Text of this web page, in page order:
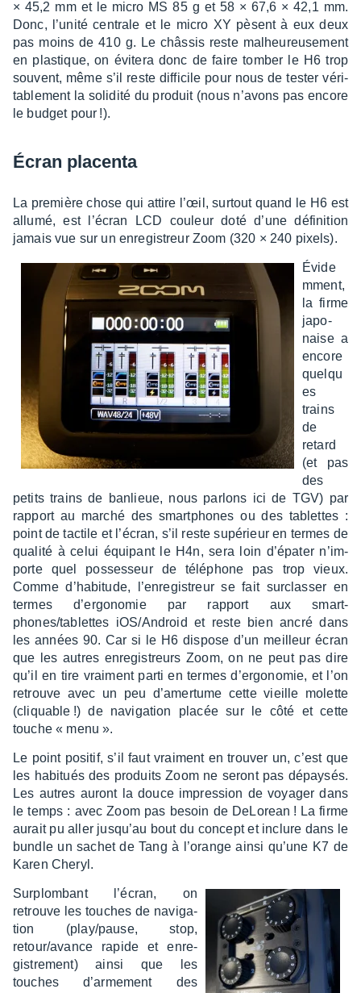
× 45,2 mm et le micro MS 85 g et 58 × 67,6 × 42,1 mm.
Donc, l’unité centrale et le micro XY pèsent à eux deux
pas moins de 410 g. Le châs­sis reste malheu­reu­se­ment
en plas­tique, on évitera donc de faire tomber le H6 trop
souvent, même s’il reste diffi­cile pour nous de tester véri­
ta­ble­ment la soli­dité du produit (nous n’avons pas encore
le budget pour !).
Écran placenta
La première chose qui attire l’œil, surtout quand le H6 est
allumé, est l’écran LCD couleur doté d’une défi­ni­tion
jamais vue sur un enre­gis­treur Zoom (320 × 240 pixels).
Évide
m­ment,
la firme
japo­
naise a
encore
quelqu
es
trains
de
retard
(et pas
des
petits trains de banlieue, nous parlons ici de TGV) par
rapport au marché des smart­phones ou des tablettes :
point de tactile et l’écran, s’il reste supé­rieur en termes de
qualité à celui équi­pant le H4n, sera loin d’épa­ter n’im­
porte quel posses­seur de télé­phone pas trop vieux.
Comme d’ha­bi­tude, l’en­re­gis­treur se fait surclas­ser en
termes d’er­go­no­mie par rapport aux smart­
phones/tablettes iOS/Android et reste bien ancré dans
les années 90. Car si le H6 dispose d’un meilleur écran
que les autres enre­gis­treurs Zoom, on ne peut pas dire
qu’il en tire vrai­ment parti en termes d’er­go­no­mie, et l’on
retrouve avec un peu d’amer­tume cette vieille molette
(cliquable !) de navi­ga­tion placée sur le côté et cette
touche « menu ».
Le point posi­tif, s’il faut vrai­ment en trou­ver un, c’est que
les habi­tués des produits Zoom ne seront pas dépay­sés.
Les autres auront la douce impres­sion de voya­ger dans
le temps : avec Zoom pas besoin de DeLo­rean ! La firme
aurait pu aller jusqu’au bout du concept et inclure dans le
bundle un sachet de Tang à l’orange ainsi qu’une K7 de
Karen Cheryl.
Surplom­bant l’écran, on
retrouve les touches de navi­ga­
tion (play/pause, stop,
retour/avance rapide et enre­
gis­tre­ment) ainsi que les
touches d’ar­me­ment des